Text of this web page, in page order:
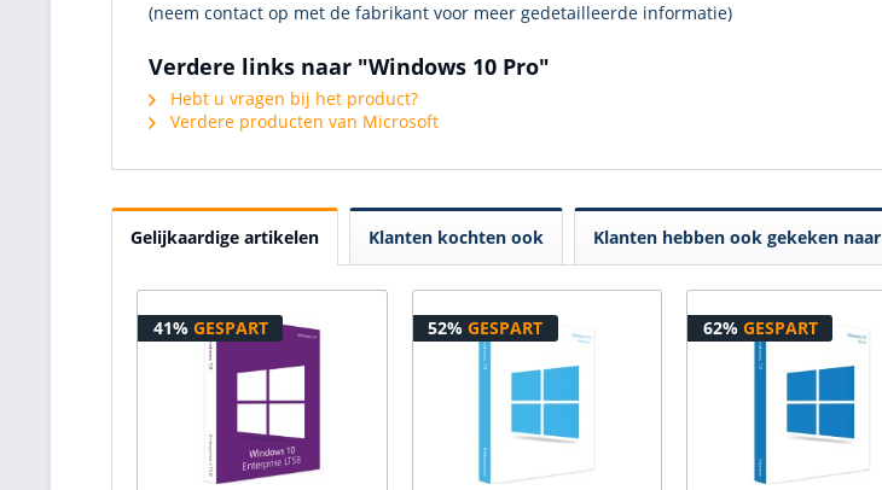
(neem contact op met de fabrikant voor meer gedetailleerde informatie)
Verdere links naar "Windows 10 Pro"
Hebt u vragen bij het product?
Verdere producten van Microsoft
Gelijkaardige artikelen Klanten kochten ook Klanten hebben ook gekeken naar
41% GESPART 52%GESPART 62% GESPART